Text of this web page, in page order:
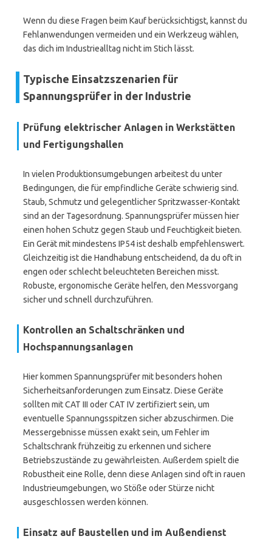
Wenn du diese Fragen beim Kauf berücksichtigst, kannst du
Fehlanwendungen vermeiden und ein Werkzeug wählen,
das dich im Industriealltag nicht im Stich lässt.
Typische Einsatzszenarien für
Spannungsprüfer in der Industrie
Prüfung elektrischer Anlagen in Werkstätten
und Fertigungshallen
In vielen Produktionsumgebungen arbeitest du unter
Bedingungen, die für empfindliche Geräte schwierig sind.
Staub, Schmutz und gelegentlicher Spritzwasser-Kontakt
sind an der Tagesordnung. Spannungsprüfer müssen hier
einen hohen Schutz gegen Staub und Feuchtigkeit bieten.
Ein Gerät mit mindestens IP54 ist deshalb empfehlenswert.
Gleichzeitig ist die Handhabung entscheidend, da du oft in
engen oder schlecht beleuchteten Bereichen misst.
Robuste, ergonomische Geräte helfen, den Messvorgang
sicher und schnell durchzuführen.
Kontrollen an Schaltschränken und
Hochspannungsanlagen
Hier kommen Spannungsprüfer mit besonders hohen
Sicherheitsanforderungen zum Einsatz. Diese Geräte
sollten mit CAT III oder CAT IV zertifiziert sein, um
eventuelle Spannungsspitzen sicher abzuschirmen. Die
Messergebnisse müssen exakt sein, um Fehler im
Schaltschrank frühzeitig zu erkennen und sichere
Betriebszustände zu gewährleisten. Außerdem spielt die
Robustheit eine Rolle, denn diese Anlagen sind oft in rauen
Industrieumgebungen, wo Stöße oder Stürze nicht
ausgeschlossen werden können.
Einsatz auf Baustellen und im Außendienst